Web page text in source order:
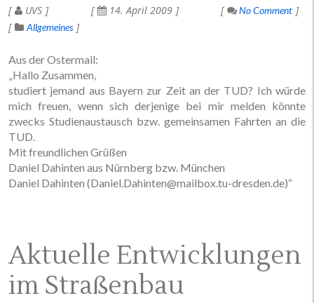
UVS 14. April 2009
No Comment
Allgemeines
Aus der Ostermail:
„Hallo Zusammen,
studiert jemand aus Bayern zur Zeit an der TUD? Ich würde
mich freuen, wenn sich derjenige bei mir melden könnte
zwecks Studienaustausch bzw. gemeinsamen Fahrten an die
TUD.
Mit freundlichen Grüßen
Daniel Dahinten aus Nürnberg bzw. München
Daniel Dahinten (Daniel.Dahinten@mailbox.tu-dresden.de)“
Aktuelle Entwicklungen
im Straßenbau